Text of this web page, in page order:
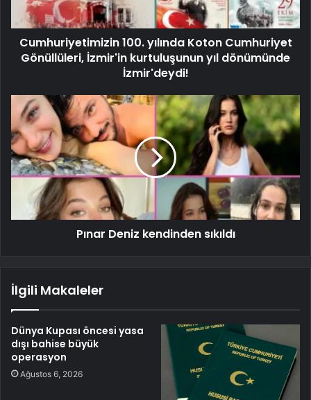
Cumhuriyetimizin 100. yılında Koton Cumhuriyet
Gönüllüleri, İzmir'in kurtuluşunun yıl dönümünde
İzmir'deydi!
Pınar Deniz kendinden sıkıldı
İlgili Makaleler
Dünya Kupası öncesi yasa
dışı bahise büyük
operasyon
Ağustos 6, 2026